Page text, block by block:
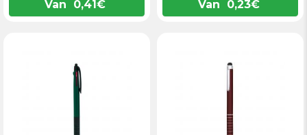
Van 0,41€ Van 0,23€